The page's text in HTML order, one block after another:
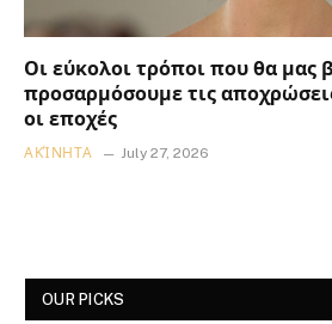
Οι εύκολοι τρόποι που θα μας
προσαρμόσουμε τις
οι εποχές
ΑΚΊΝΗΤΑ July 27, 2026
OUR PICKS